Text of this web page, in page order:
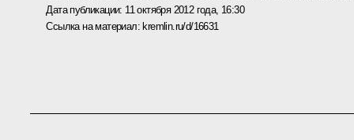
Дата публикации: 11 октября 2012 года, 16:30
Ссылка на материал: kremlin.ru/d/16631